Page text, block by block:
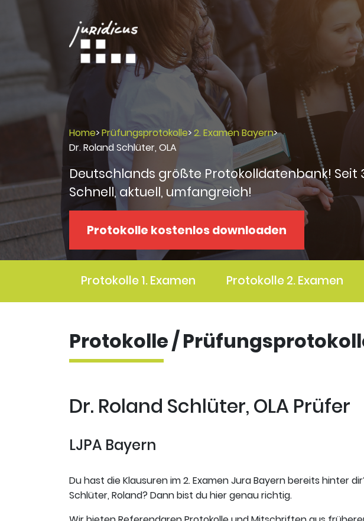
Home>Prüfungsprotokolle>2. Examen Bayern>
Dr. Roland Schlüter, OLA
Deutschlands größte Protokolldatenbank! Seit
Schnell, aktuell, umfangreich!
Protokolle kostenlos downloaden
Protokolle 1. Examen Protokolle 2. Examen
Protokolle /
Dr. Roland Schlüter, OLA Prüfer
LJPA Bayern
Du hast die Klausuren im 2. Examen Jura Bayern bereits hinter
Schlüter, Roland? Dann bist du hier genau richtig.